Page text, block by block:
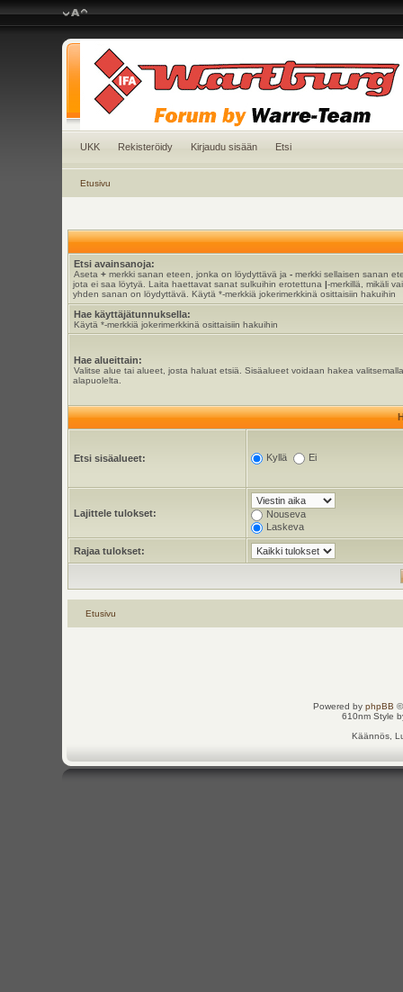
UKK Rekisteröidy Kirjaudu sisään Etsi
Etusivu
Etsi avainsanoja:
Aseta +merkki sanan eteen, jonka on löydyttävä ja -merkki sellaisen sanan
jota ei saa löytyä. Laita haettavat sanat sulkuihin erotettuna |-merkillä, mikäli
yhden sanan on löydyttävä. Käytä *-merkkiä jokerimerkkinä osittaisiin hakuihin
Hae käyttäjätunnuksella:
Käytä *-merkkiä jokerimerkkinä osittaisiin hakuihin
Hae alueittain:
Valitse alue tai alueet, josta haluat etsiä. Sisäalueet voidaan hakea
alapuolelta.
Etsi sisäalueet: Kyllä Ei
Lajittele tulokset:
Nouseva
Laskeva
Rajaa tulokset:
Etusivu
Powered by phpBB
610nm Style
Käännös,